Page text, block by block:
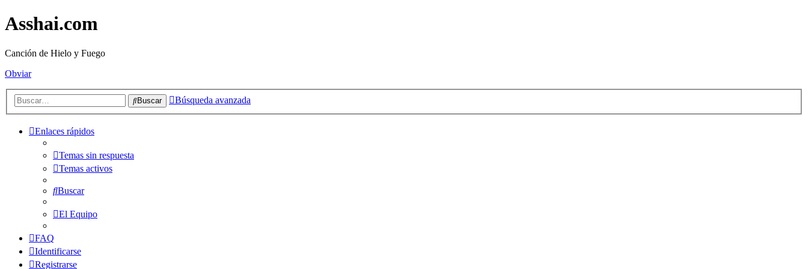
Asshai.com
Canción de Hielo y Fuego
Obviar
Buscar Búsqueda avanzada
Enlaces rápidos
Temas sin respuesta
Temas activos
Buscar
El Equipo
FAQ
Identificarse
Registrarse